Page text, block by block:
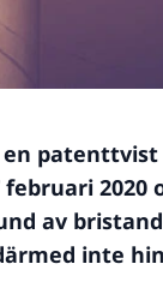
patenttvist
av
inte